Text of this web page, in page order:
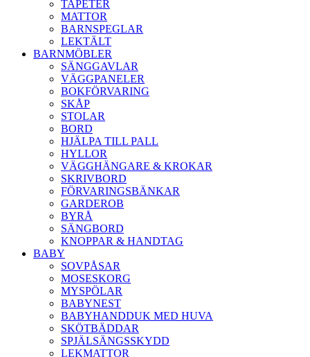
TAPETER
MATTOR
BARNSPEGLAR
LEKTÄLT
BARNMÖBLER
SÄNGGAVLAR
VÄGGPANELER
BOKFÖRVARING
SKÅP
STOLAR
BORD
HJÄLPA TILL PALL
HYLLOR
VÄGGHÄNGARE & KROKAR
SKRIVBORD
FÖRVARINGSBÄNKAR
GARDEROB
BYRÅ
SÄNGBORD
KNOPPAR & HANDTAG
BABY
SOVPÅSAR
MOSESKORG
MYSPÖLAR
BABYNEST
BABYHANDDUK MED HUVA
SKÖTBÄDDAR
SPJÄLSÄNGSSKYDD
LEKMATTOR